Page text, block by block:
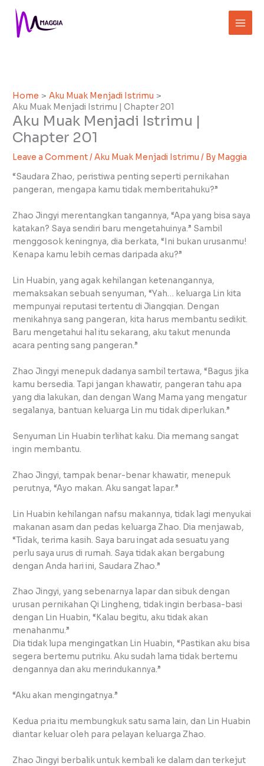
content
Home
Aku Muak Menjadi Istrimu
Aku Muak Menjadi Istrimu | Chapter 201
Aku Muak Menjadi Istrimu |
Chapter 201
Leave a Comment/Aku Muak Menjadi Istrimu / By Maggia
“Saudara Zhao, peristiwa penting seperti pernikahan
pangeran, mengapa kamu tidak memberitahuku?”
Zhao Jingyi merentangkan tangannya, “Apa yang bisa saya
katakan? Saya sendiri baru mengetahuinya.” Sambil
menggosok keningnya, dia berkata, “Ini bukan urusanmu!
Kenapa kamu lebih cemas daripada aku?”
Lin Huabin, yang agak kehilangan ketenangannya,
memaksakan sebuah senyuman, “Yah… keluarga Lin kita
mempunyai reputasi tertentu di Jiangqian. Dengan
menikahnya sang pangeran, kita harus membantu sedikit.
Baru mengetahui hal itu sekarang, aku takut menunda
acara penting sang pangeran.”
Zhao Jingyi menepuk dadanya sambil tertawa, “Bagus jika
kamu bersedia. Tapi jangan khawatir, pangeran tahu apa
yang dia lakukan, dan dengan Wang Mama yang mengatur
segalanya, bantuan keluarga Lin mu tidak diperlukan.”
Senyuman Lin Huabin terlihat kaku. Dia memang sangat
ingin membantu.
Zhao Jingyi, tampak benar-benar khawatir, menepuk
perutnya, “Ayo makan. Aku sangat lapar.”
Lin Huabin kehilangan nafsu makannya, tidak lagi menyukai
makanan asam dan pedas keluarga Zhao. Dia menjawab,
“Tidak, terima kasih. Saya baru ingat ada sesuatu yang
perlu saya urus di rumah. Saya tidak akan bergabung
dengan Anda hari ini, Saudara Zhao.”
Zhao Jingyi, yang sebenarnya lapar dan sibuk dengan
urusan pernikahan Qi Lingheng, tidak ingin berbasa-basi
dengan Lin Huabin, “Kalau begitu, aku tidak akan
menahanmu.”
Dia tidak lupa mengingatkan Lin Huabin, “Pastikan aku bisa
segera bertemu putriku. Aku sudah lama tidak bertemu
dengannya dan aku merindukannya.”
“Aku akan mengingatnya.”
Kedua pria itu membungkuk satu sama lain, dan Lin Huabin
diantar keluar oleh para pelayan keluarga Zhao.
Zhao Jingyi berbalik untuk kembali ke dalam dan terkejut